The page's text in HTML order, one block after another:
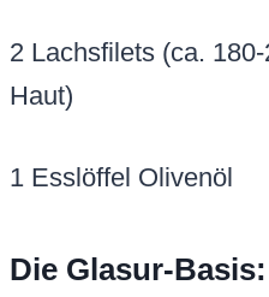
2 Lachsfilets (ca.
Haut)
1 Esslöffel Olivenöl
Die Glasur-